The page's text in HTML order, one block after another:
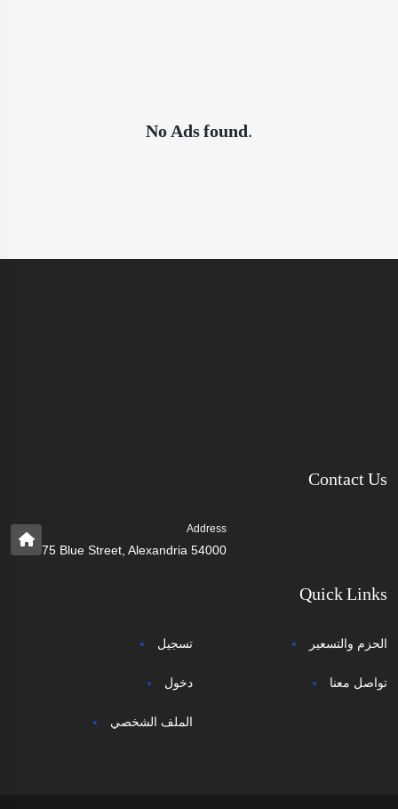
No Ads found.
Contact Us
Address
75 Blue Street, Alexandria 54000
Quick Links
تسجيل
دخول
الملف الشخصي
الحزم والتسعير
تواصل معنا